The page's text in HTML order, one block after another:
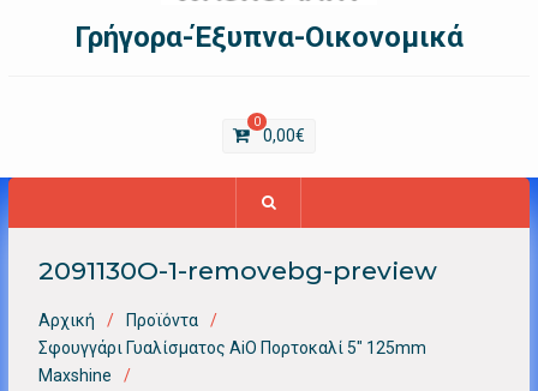
Γρήγορα-Έξυπνα-Οικονομικά
0
0,00€
2091130O-1-removebg-preview
Αρχική
Προϊόντα
Σφουγγάρι Γυαλίσματος AiO Πορτοκαλί 5″ 125mm
Maxshine